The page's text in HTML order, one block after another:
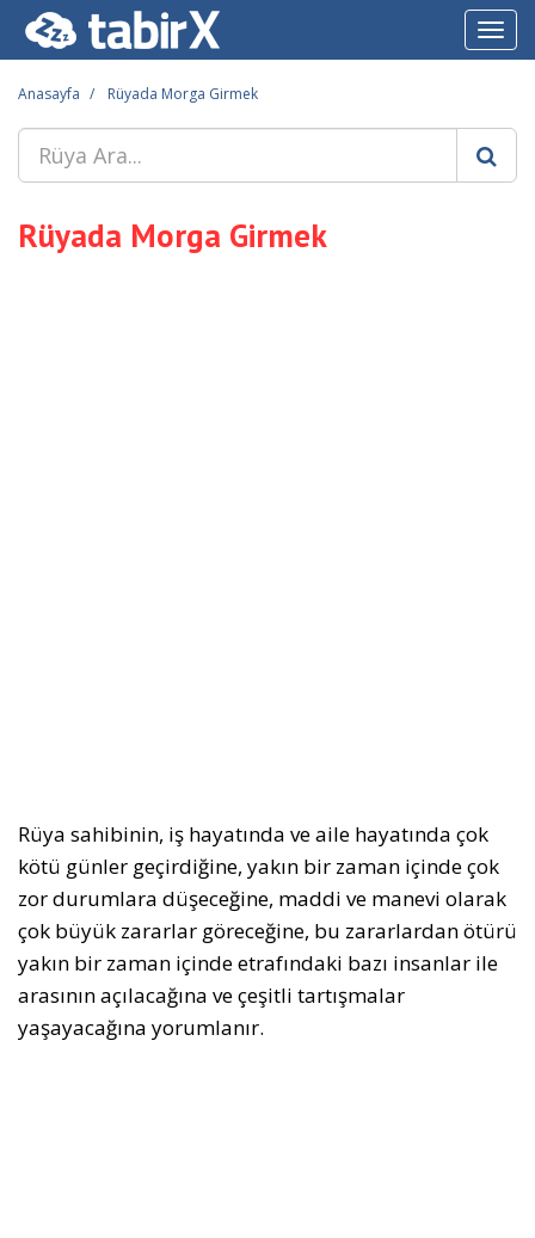
Anasayfa Rüyada Morga Girmek
Rüyada Morga Girmek
Rüya sahibinin, iş hayatında ve aile hayatında çok
kötü günler geçirdiğine, yakın bir zaman içinde çok
zor durumlara düşeceğine, maddi ve manevi olarak
çok büyük zararlar göreceğine, bu zararlardan ötürü
yakın bir zaman içinde etrafındaki bazı insanlar ile
arasının açılacağına ve çeşitli tartışmalar
yaşayacağına yorumlanır.